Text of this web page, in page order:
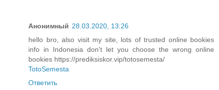
Анонимный 28.03.2020, 13:26
hello bro, also visit my site, lots of trusted online bookies
info in Indonesia don't let you choose the wrong online
bookies https://prediksiskor.vip/totosemesta/
TotoSemesta
Ответить